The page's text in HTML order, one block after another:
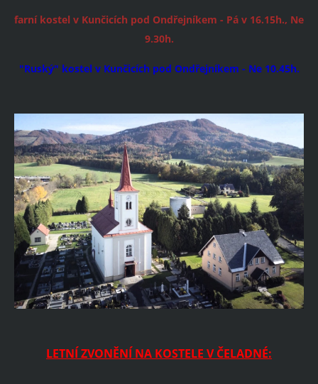
farní kostel v Kunčicích pod Ondřejníkem - Pá v 16.15h., Ne
9.30h.
"Ruský" kostel v Kunčicích pod Ondřejníkem - Ne 10.45h.
LETNÍ ZVONĚNÍ NA KOSTELE V ČELADNÉ: